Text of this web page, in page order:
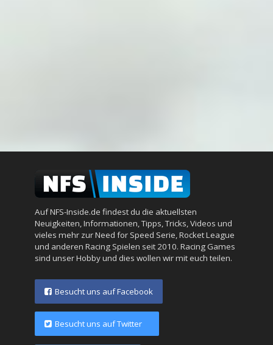
Auf NFS-Inside.de findest du die aktuellsten
Neuigkeiten, Informationen, Tipps, Tricks, Videos und
vieles mehr zur Need for Speed Serie, Rocket League
und anderen Racing Spielen seit 2010. Racing Games
sind unser Hobby und dies wollen wir mit euch teilen.
Besucht uns auf Facebook
Besucht uns auf Twitter